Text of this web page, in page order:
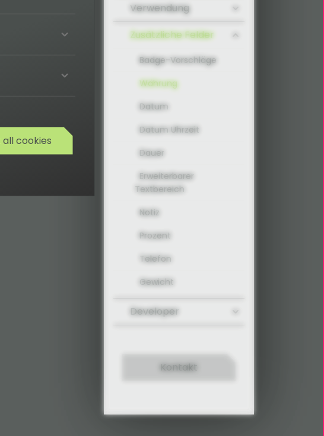
Verwendung
Zusätzliche Felder
Badge-Vorschläge
Währung
Datum
Datum Uhrzeit
Dauer
Erweiterbarer
Textbereich
Notiz
Prozent
Telefon
Gewicht
Developer
Kontakt
cookies